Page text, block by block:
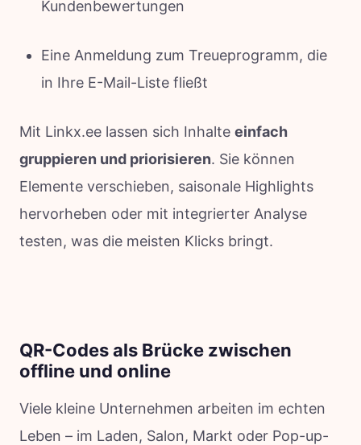
Kundenbewertungen
Eine Anmeldung zum Treueprogramm, die
in Ihre E-Mail-Liste fließt
Mit Linkx.ee lassen sich Inhalte einfach
gruppieren und priorisieren. Sie können
Elemente verschieben, saisonale Highlights
hervorheben oder mit integrierter Analyse
testen, was die meisten Klicks bringt.
QR-Codes als Brücke zwischen
offline und online
Viele kleine Unternehmen arbeiten im echten
Leben – im Laden, Salon, Markt oder Pop-up-